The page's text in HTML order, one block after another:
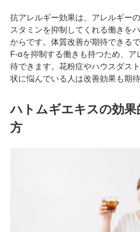
抗アレルギー効果は、アレルギー
スタミンを抑制してくれる働きを
からです。体質改善が期待できる
F-αを抑制する働きも持つため、ア
待できます。花粉症やハウスダス
状に悩んでいる人は改善効果も期待
ハトムギエキスの効果
方